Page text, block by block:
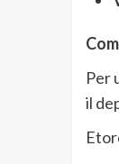
Per
il